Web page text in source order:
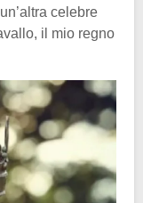
celebre
il mio regno